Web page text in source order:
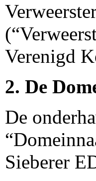
Verenigd
2. De
De
Sieberer